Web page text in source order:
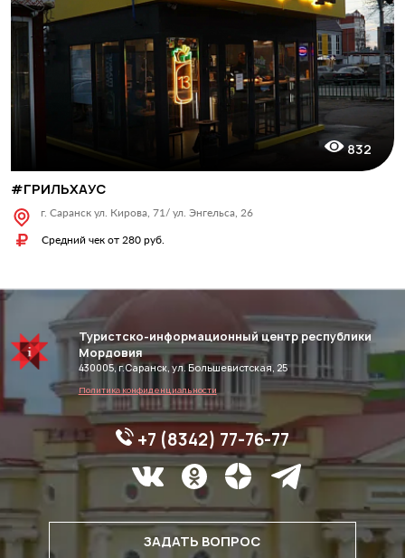
832
#ГРИЛЬХАУС
г. Саранск ул. Кирова, 71/ ул. Энгельса, 26
Средний чек от 280 руб.
Туристско-информационный центр республики
Мордовия
430005, г.Саранск, ул. Большевистская, 25
Политика конфиденциальности
+7 (8342) 77-76-77
ЗАДАТЬ ВОПРОС